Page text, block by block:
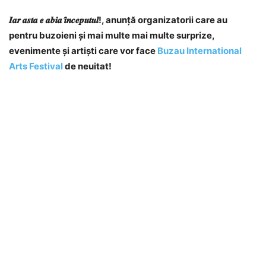
𝑰𝒂𝒓 𝒂𝒔𝒕𝒂 𝒆 𝒂𝒃𝒊𝒂 𝒊̂𝒏𝒄𝒆𝒑𝒖𝒕𝒖𝒍!, anunță organizatorii care au
pentru buzoieni și mai multe mai multe surprize,
evenimente și artiști care vor face Buzau International
Arts Festivalde neuitat!